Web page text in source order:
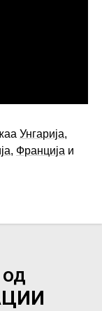
Унгарија,
, Франција и